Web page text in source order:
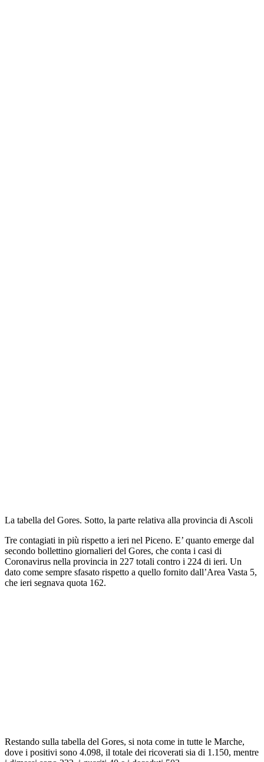
La tabella del Gores. Sotto, la parte relativa alla provincia di Ascoli
Tre contagiati in più rispetto a ieri nel Piceno. E’ quanto emerge dal
secondo bollettino giornalieri del Gores, che conta i casi di
Coronavirus nella provincia in 227 totali contro i 224 di ieri. Un
dato come sempre sfasato rispetto a quello fornito dall’Area Vasta 5,
che ieri segnava quota 162.
Restando sulla tabella del Gores, si nota come in tutte le Marche,
dove i positivi sono 4.098, il totale dei ricoverati sia di 1.150, mentre